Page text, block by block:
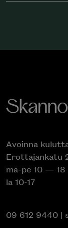
Avoinna
Erottajankatu
ma-pe 10 — 18
la 10-17
09 612 9440 |